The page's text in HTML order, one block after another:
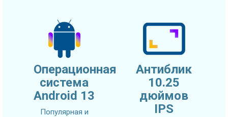
Операционная
система
Android 13
Популярная и
Антиблик
10.25
дюймов
IPS